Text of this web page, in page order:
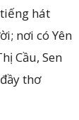
hát
nơi có Yên
Cầu, Sen
thơ